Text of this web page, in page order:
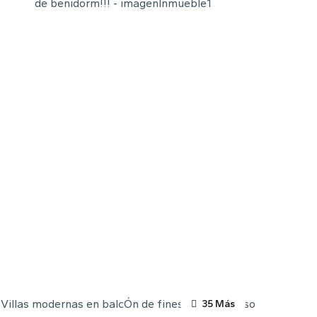
35 Más